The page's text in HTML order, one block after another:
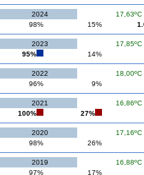
2024 17,63ºC
98%
15%
2023 17,85ºC
95%
14%
2022 18,00ºC
96%
9%
2021 16,86ºC
100%
27%
2020 17,16ºC
98%
26%
2019 16,88ºC
97%
17%